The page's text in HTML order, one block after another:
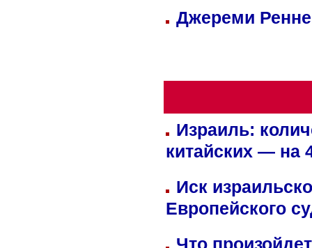
Джереми
Израиль:
китайских — на
Иск
Европейского